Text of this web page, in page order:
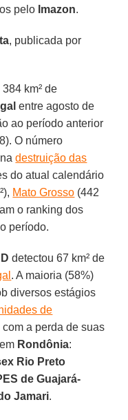
pelo Imazon.
, publicada por
km² de
entre agosto de
ao período anterior
O número
nadestruição das
do atual calendário
Mato Grosso (442
o ranking dos
período.
detectou 67 km² de
. A maioria (58%)
diversos estágios
de
a perda de suas
Rondônia:
Rio Preto
de Guajará-
Jamari.